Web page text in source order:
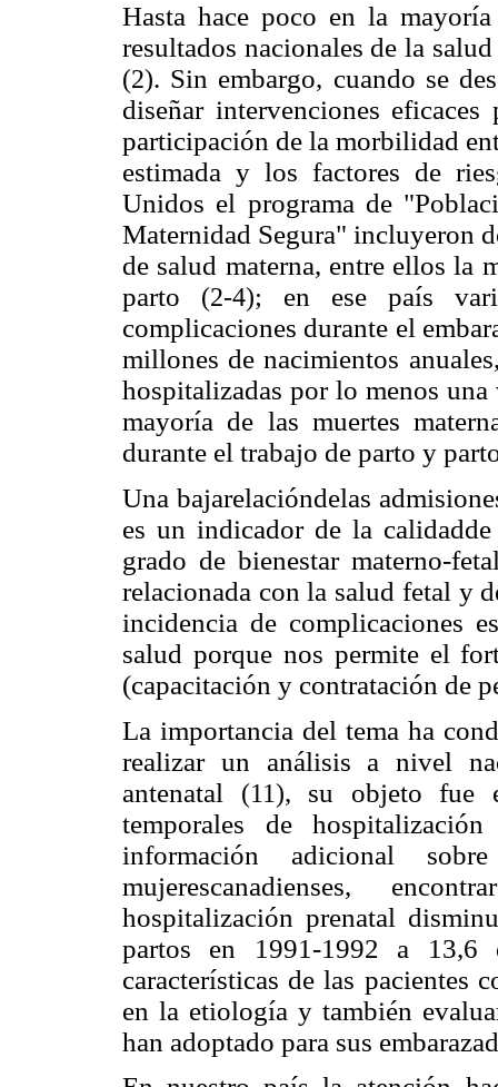
Hasta hace poco en la
resultados nacionales de la
(2). Sin embargo, cuando se
diseñar intervenciones
participación de la morbilidad
estimada y los factores de
Unidos el programa de
Maternidad Segura" incluyeron
de salud materna, entre ellos la
parto (2-4); en ese país
complicaciones durante el
millones de nacimientos
hospitalizadas por lo menos
mayoría de las muertes
durante el trabajo de parto y
Una bajarelacióndelas
es un indicador de la
grado de bienestar materno-
relacionada con la salud fetal y
incidencia de complicaciones
salud porque nos permite el
(capacitación y contratación de
La importancia del tema ha
realizar un análisis a nivel
antenatal (11), su objeto fue
temporales de
información adicional
mujerescanadienses,
hospitalización prenatal
partos en 1991-1992 a 13,6
características de las pacientes
en la etiología y también
han adoptado para sus